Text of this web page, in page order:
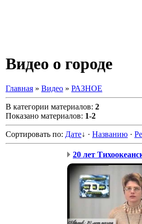
Видео о городе
Главная » Видео » РАЗНОЕ
В категории материалов: 2
Показано материалов: 1-2
Сортировать по: Дате↓ · Названию ·
20 лет